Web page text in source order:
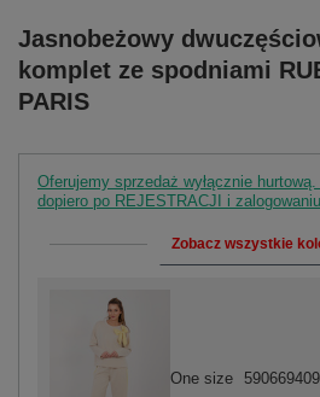
Jasnobeżowy
komplet ze spodniami
PARIS
Oferujemy sprzedaż wyłącznie
dopiero po REJESTRACJI i
Zobacz wszystkie
One size